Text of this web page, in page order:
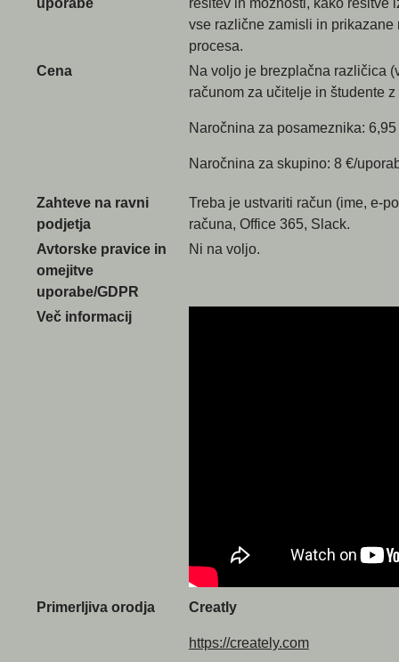
uporabe
rešitev in možnosti, kako rešitve
vse različne zamisli in
procesa.
Cena
Na voljo je brezplačna različica
računom za učitelje in študente
Naročnina za posameznika:
Naročnina za skupino: 8 €/
Zahteve na ravni
podjetja
Treba je ustvariti račun (ime, e-
računa, Office 365, Slack.
Avtorske pravice in
omejitve
uporabe/GDPR
Ni na voljo.
Več informacij
Primerljiva orodja Creatly
https://creately.com